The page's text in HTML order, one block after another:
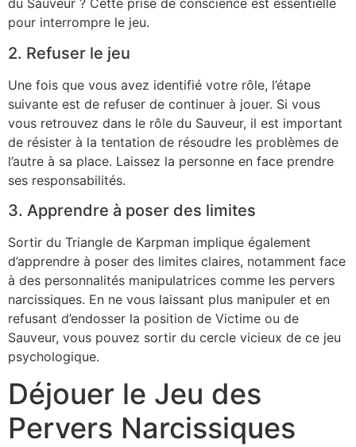
du Sauveur ? Cette prise de conscience est essentielle
pour interrompre le jeu.
2. Refuser le jeu
Une fois que vous avez identifié votre rôle, l’étape
suivante est de refuser de continuer à jouer. Si vous
vous retrouvez dans le rôle du Sauveur, il est important
de résister à la tentation de résoudre les problèmes de
l’autre à sa place. Laissez la personne en face prendre
ses responsabilités.
3. Apprendre à poser des limites
Sortir du Triangle de Karpman implique également
d’apprendre à poser des limites claires, notamment face
à des personnalités manipulatrices comme les pervers
narcissiques. En ne vous laissant plus manipuler et en
refusant d’endosser la position de Victime ou de
Sauveur, vous pouvez sortir du cercle vicieux de ce jeu
psychologique.
Déjouer le Jeu des
Pervers Narcissiques